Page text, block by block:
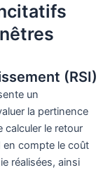
(RSI)
un
la pertinence
calculer le retour
en compte le coût
réalisées, ainsi